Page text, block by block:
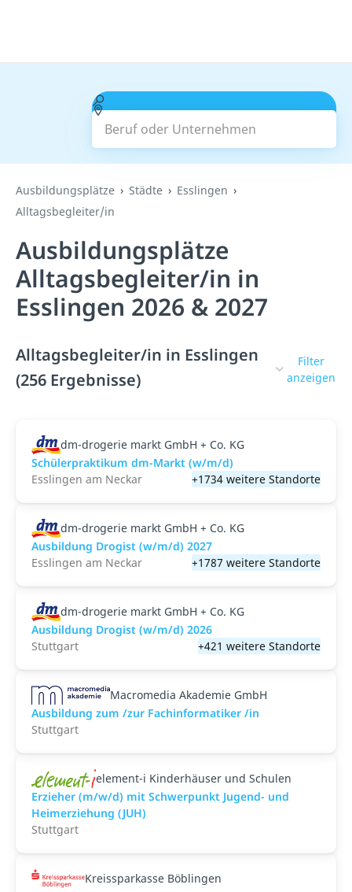
Beruf oder Unternehmen
Suchen
Ausbildungsplätze Städte
Esslingen
Alltagsbegleiter/in
Ausbildungsplätze
Alltagsbegleiter/in in
Esslingen 2026 & 2027
Alltagsbegleiter/in in Esslingen
(256 Ergebnisse)
Filter
anzeigen
dm-drogerie markt GmbH + Co. KG
Schülerpraktikum dm-Markt (w/m/d)
Esslingen am Neckar
+1734 weitere Standorte
dm-drogerie markt GmbH + Co. KG
Ausbildung Drogist (w/m/d) 2027
Esslingen am Neckar
+1787 weitere Standorte
dm-drogerie markt GmbH + Co. KG
Ausbildung Drogist (w/m/d) 2026
Stuttgart
+421 weitere Standorte
Macromedia Akademie GmbH
Ausbildung zum /zur Fachinformatiker /in
Stuttgart
element-i Kinderhäuser und Schulen
Erzieher (m/w/d) mit Schwerpunkt Jugend- und
Heimerziehung (JUH)
Stuttgart
Kreissparkasse Böblingen